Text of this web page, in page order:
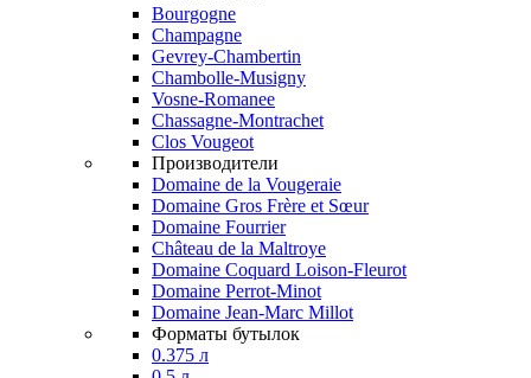
Bourgogne
Champagne
Gevrey-Chambertin
Chambolle-Musigny
Vosne-Romanee
Chassagne-Montrachet
Clos Vougeot
Производители
Domaine de la Vougeraie
Domaine Gros Frère et Sœur
Domaine Fourrier
Château de la Maltroye
Domaine Coquard Loison-Fleurot
Domaine Perrot-Minot
Domaine Jean-Marc Millot
Форматы бутылок
0.375 л